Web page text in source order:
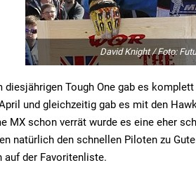
David Knight / Foto:
diesjährigen Tough One gab es
und gleichzeitig gab es mit den
MX schon verrät wurde es eine eher
natürlich den schnellen Piloten zu
auf der Favoritenliste.